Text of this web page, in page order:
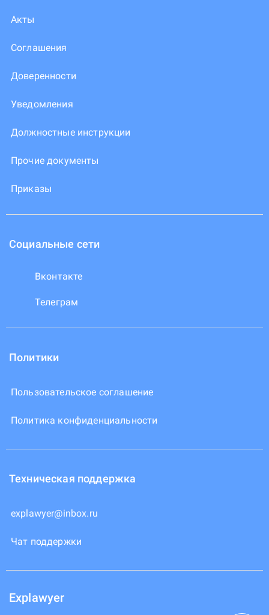
Акты
Соглашения
Доверенности
Уведомления
Должностные инструкции
Прочие документы
Приказы
Социальные сети
Вконтакте
Телеграм
Политики
Пользовательское соглашение
Политика конфиденциальности
Техническая поддержка
explawyer@inbox.ru
Чат поддержки
Explawyer